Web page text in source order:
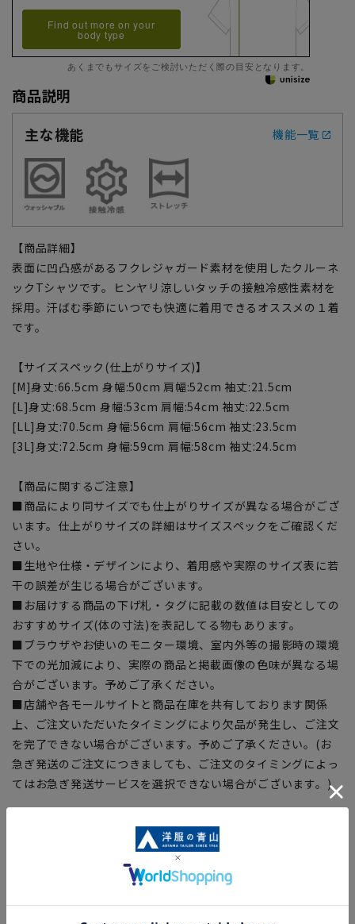
Find out more on your
body type
あくまでもサイズをご検討いただく際の目安となります。
商品説明
主な機能
機能一覧
【商品詳細】
表面に凹凸感があるフクレジャガード素材を使用したクルーネ
ックTシャツです。ヒンヤリ涼しいタッチの接触冷感性素材を
採用。汗ばむ季節にいつでも快適に着用できるオススメの１着
です。
【サイズスペック(仕上がりサイズ)】
[M]身丈:66.5cm 身幅:50cm 肩幅:52cm 袖丈:21.5cm
[L]身丈:68.5cm 身幅:53cm 肩幅:54cm 袖丈:22.5cm
[LL]身丈:70.5cm 身幅:56cm 肩幅:56cm 袖丈:23.5cm
[3L]身丈:72.5cm 身幅:59cm 肩幅:58cm 袖丈:24.5cm
【商品に関するご注意】
■商品により同サイズでも仕上がりサイズが異なる場合がござ
います。仕上がりサイズの詳細はサイズスペックをご確認くだ
さい。
■生地や仕様・デザインにより、着用感や実際のサイズ表に若
干の誤差が生じる場合がございます。
■お届けする商品の下げ札・タグに記載の数値は目安としての
おすすめサイズ(体の寸法)を表記してる物もあります。
■ブラウザやお使いのモニター環境、室内外等の撮影時の環境
下での光加減により、実際の商品と掲載画像の色味が異なる場
合がございます。予めご了承ください。
■店舗や各モールサイトと商品在庫を共有しております関係
上、ご注文いただいたタイミングにより欠品が発生し、ご注文
を完了できない場合がございます。予めご了承ください。(お
急ぎ発送のご注文につきましても、ご注文のタイミングによっ
てはお急ぎ発送サービスを選択できない場合がございます。)